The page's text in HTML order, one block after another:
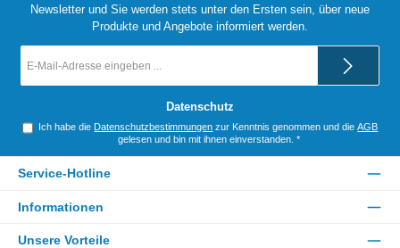
Newsletter und Sie werden stets unter den Ersten sein, über neue
Produkte und Angebote informiert werden.
Mail-
Datenschutz
Ich habe die Datenschutzbestimmungen zur Kenntnis genommen und dieAGB
gelesen und bin mit ihnen einverstanden. *
Service-Hotline
Informationen
Unsere Vorteile